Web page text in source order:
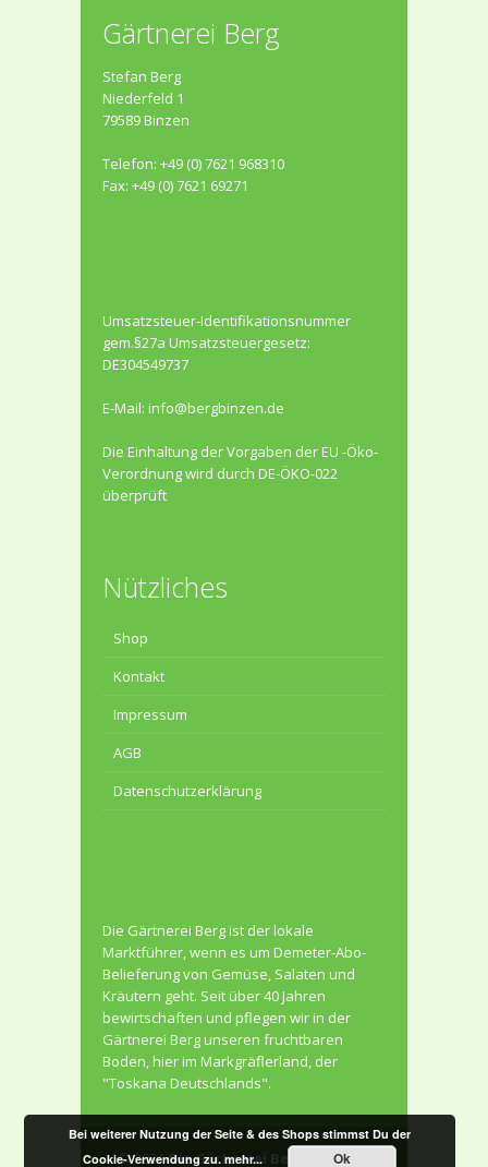
Gärtnerei Berg
Stefan Berg
Niederfeld 1
79589 Binzen
Telefon: +49 (0) 7621 968310
Fax: +49 (0) 7621 69271
Umsatzsteuer-Identifikationsnummer
gem.§27a Umsatzsteuergesetz:
DE304549737
E-Mail: info@bergbinzen.de
Die Einhaltung der Vorgaben der EU -Öko-
Verordnung wird durch DE-ÖKO-022
überprüft
Nützliches
Shop
Kontakt
Impressum
AGB
Datenschutzerklärung
Die Gärtnerei Berg ist der lokale
Marktführer, wenn es um Demeter-Abo-
Belieferung von Gemüse, Salaten und
Kräutern geht. Seit über 40 Jahren
bewirtschaften und pflegen wir in der
Gärtnerei Berg unseren fruchtbaren
Boden, hier im Markgräflerland, der
"Toskana Deutschlands".
© 2026Die Gärtnerei Berg . All Rights
Bei weiterer Nutzung der Seite & des Shops stimmst Du der
Cookie-Verwendung zu.mehr... Ok